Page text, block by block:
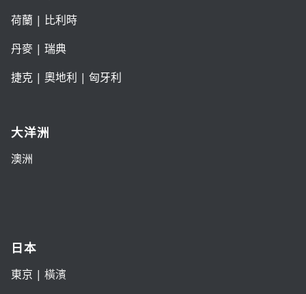
荷蘭| 比利時
丹麥| 瑞典
捷克| 奧地利 | 匈牙利
大洋洲
澳洲
日本
東京 | 橫濱